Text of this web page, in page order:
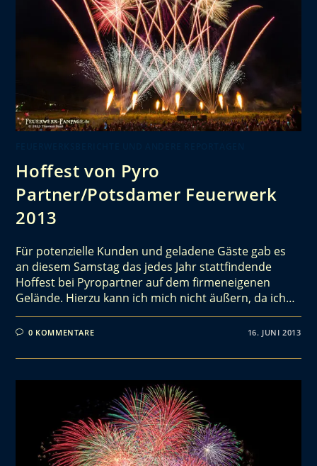
Hoffest von Pyro
Partner/Potsdamer Feuerwerk
2013
Für potenzielle Kunden und geladene Gäste gab es
an diesem Samstag das jedes Jahr stattfindende
Hoffest bei Pyropartner auf dem firmeneigenen
Gelände. Hierzu kann ich mich nicht äußern, da ich…
0 KOMMENTARE 16. JUNI 2013